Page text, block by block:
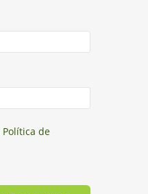
Política de